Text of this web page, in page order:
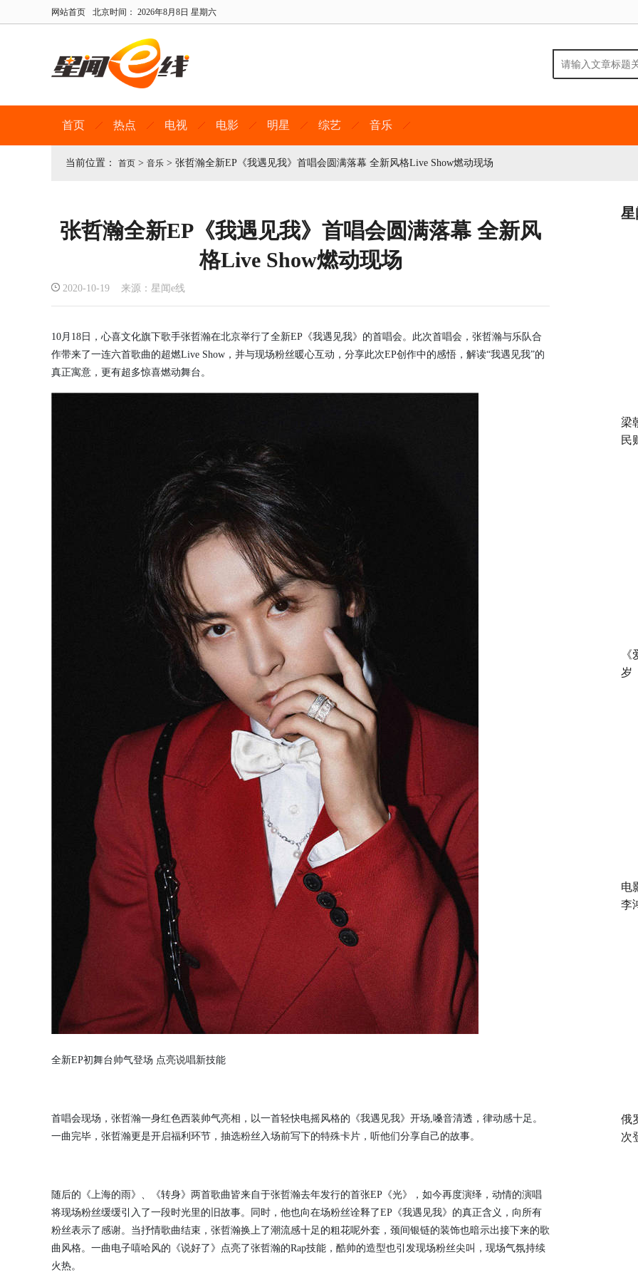
网站首页 北京时间： 2026年8月8日 星期六
首页 热点 电视 电影 明星 综艺 音乐
当前位置： 首页 > 音乐 > 张哲瀚全新EP《我遇见我》首唱会圆满落幕 全新风格Live Show燃动现场
张哲瀚全新EP《我遇见我》首唱会圆满落幕 全新风
格Live Show燃动现场
2020-10-19 来源：星闻e线
10月18日，心喜文化旗下歌手张哲瀚在北京举行了全新EP《我遇见我》的首唱会。此次首唱会，张哲瀚与乐队合
作带来了一连六首歌曲的超燃Live Show，并与现场粉丝暖心互动，分享此次EP创作中的感悟，解读“我遇见我”的
真正寓意，更有超多惊喜燃动舞台。
全新EP初舞台帅气登场 点亮说唱新技能
首唱会现场，张哲瀚一身红色西装帅气亮相，以一首轻快电摇风格的《我遇见我》开场,嗓音清透，律动感十足。
一曲完毕，张哲瀚更是开启福利环节，抽选粉丝入场前写下的特殊卡片，听他们分享自己的故事。
随后的《上海的雨》、《转身》两首歌曲皆来自于张哲瀚去年发行的首张EP《光》，如今再度演绎，动情的演唱
将现场粉丝缓缓引入了一段时光里的旧故事。同时，他也向在场粉丝诠释了EP《我遇见我》的真正含义，向所有
粉丝表示了感谢。当抒情歌曲结束，张哲瀚换上了潮流感十足的粗花呢外套，颈间银链的装饰也暗示出接下来的歌
曲风格。一曲电子嘻哈风的《说好了》点亮了张哲瀚的Rap技能，酷帅的造型也引发现场粉丝尖叫，现场气氛持续
火热。
星
梁
民
岁
电
李
俄
次